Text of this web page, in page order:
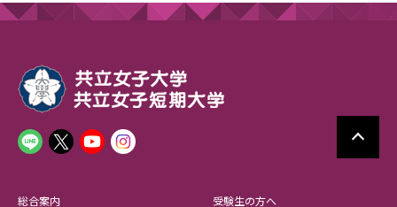
総合案内 受験生の方へ